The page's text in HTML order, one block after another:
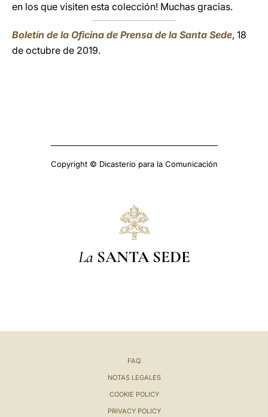
en los que visiten esta colección! Muchas gracias.
Boletín de la Oficina de Prensa de la Santa Sede, 18
de octubre de 2019.
Copyright © Dicasterio para la Comunicación
La SANTA SEDE
FAQ
NOTAS LEGALES
COOKIE POLICY
PRIVACY POLICY